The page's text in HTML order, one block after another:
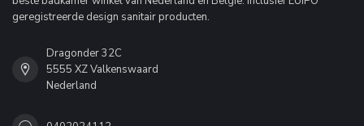
geregistreerde design sanitair producten.
Dragonder 32C
5555 XZ Valkenswaard
Nederland